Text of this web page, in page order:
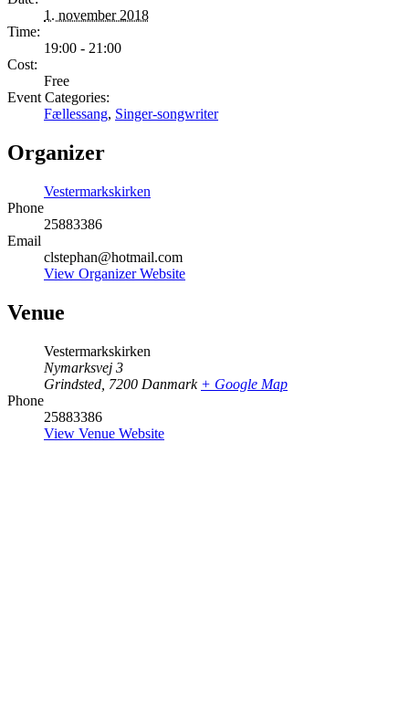
1. november 2018
Time:
19:00 - 21:00
Cost:
Free
Event Categories:
Fællessang, Singer-songwriter
Organizer
Vestermarkskirken
Phone
25883386
Email
clstephan@hotmail.com
View Organizer Website
Venue
Vestermarkskirken
Nymarksvej 3
Grindsted 7200 Danmark + Google Map
Phone
25883386
View Venue Website